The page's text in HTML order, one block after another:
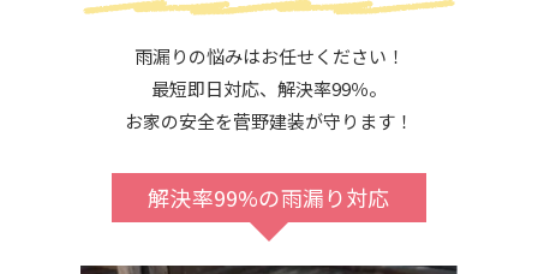
雨漏りの悩みはお任せください！
最短即日対応、解決率99％。
お家の安全を菅野建装が守ります！
解決率99%の雨漏り対応